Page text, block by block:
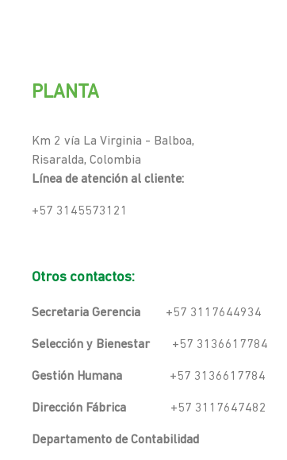
PLANTA
Km 2 vía La Virginia - Balboa,
Risaralda, Colombia
Línea de atención al cliente:
+57 3145573121
Otros contactos:
Secretaria Gerencia +57 3117644934
Selección y Bienestar+57 3136617784
Gestión Humana +57 3136617784
Dirección Fábrica +57 3117647482
Departamento de Contabilidad